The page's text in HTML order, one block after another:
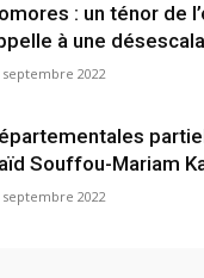
: un ténor de
à une
septembre 2022
Souffou-Mariam
septembre 2022